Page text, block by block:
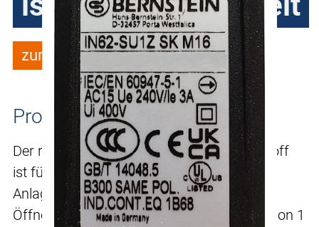
zum Merkzettel hinzufügen
Produktbeschreibung
Der robuste Positionsschalter aus Kunststoff
ist für Anwendungen im Maschinen- und
Anlagenbau konzipiert. Der Schalteinsatz (1
Öffner/1Schliesser) kann kleinste Ströme von 1